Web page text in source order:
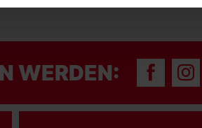
WERDEN: